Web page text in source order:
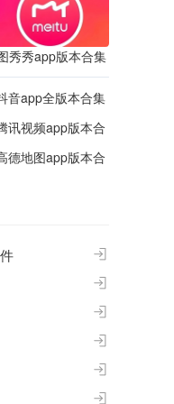
秀秀app版本合集
音app全版本合集
讯视频app版本合
德地图app版本合